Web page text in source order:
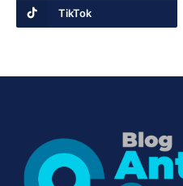
TikTok